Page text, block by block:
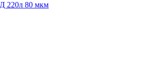
220л 80 мкм